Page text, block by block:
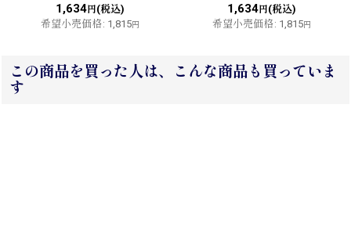
1,634円(税込)
希望小売価格: 1,815円
1,634円(税込)
希望小売価格: 1,815円
この商品を買った人は、こんな商品も買っていま
す